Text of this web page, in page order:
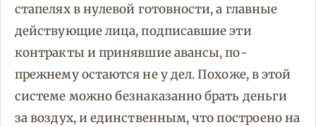
стапелях в нулевой готовности, а главные
действующие лица, подписавшие эти
контракты и принявшие авансы, по-
прежнему остаются не у дел. Похоже, в этой
системе можно безнаказанно брать деньги
за воздух, и единственным, что построено на